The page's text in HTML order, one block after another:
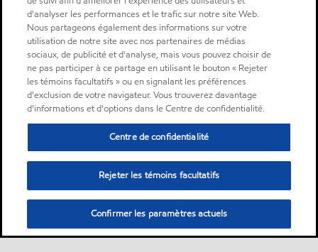
d'analyser les performances et le trafic sur notre site Web.
Nous partageons également des informations sur votre
utilisation de notre site avec nos partenaires de médias
sociaux, de publicité et d'analyse, mais vous pouvez choisir de
ne pas participer à ce partage en utilisant le bouton « Rejeter
les témoins facultatifs » ou en signalant les préférences
d'exclusion de votre navigateur. Vous trouverez davantage
d'informations et d'options dans le Centre de confidentialité.
Centre de confidentialité
Rejeter les témoins facultatifs
Confirmer les paramètres actuels